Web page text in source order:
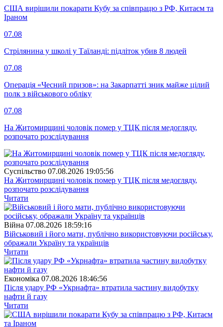
США вирішили покарати Кубу за співпрацю з РФ, Китаєм та
Іраном
07.08
Стрілянина у школі у Таїланді: підліток убив 8 людей
07.08
Операція «Чесний призов»: на Закарпатті зник майже цілий
полк з військового обліку
07.08
На Житомирщині чоловік помер у ТЦК після медогляду,
розпочато розслідування
Суспiльство 07.08.2026 19:05:56
На Житомирщині чоловік помер у ТЦК після медогляду,
розпочато розслідування
Читати
Війна 07.08.2026 18:59:16
Військовий і його мати, публічно використовуючи російську,
ображали Україну та українців
Читати
Економіка 07.08.2026 18:46:56
Після удару РФ «Укрнафта» втратила частину видобутку
нафти й газу
Читати